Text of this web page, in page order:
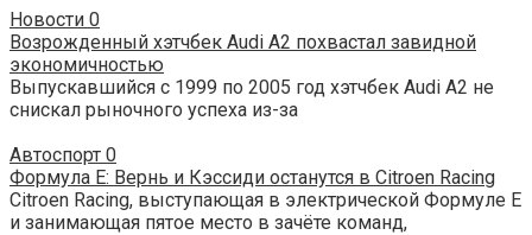
Новости 0
Возрожденный хэтчбек Audi A2 похвастал завидной
экономичностью
Выпускавшийся с 1999 по 2005 год хэтчбек Audi A2 не
снискал рыночного успеха из-за
Автоспорт 0
Формула Е: Вернь и Кэссиди останутся в Citroen Racing
Citroen Racing, выступающая в электрической Формуле Е
и занимающая пятое место в зачёте команд,